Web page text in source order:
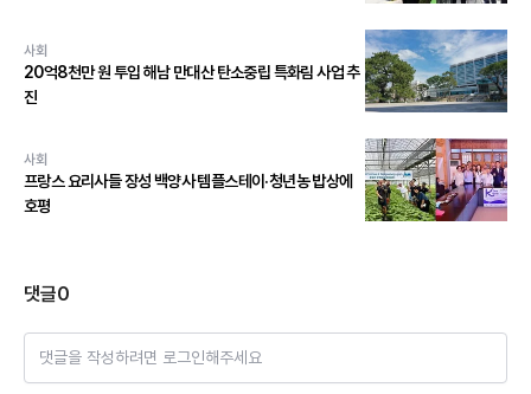
사회
20억8천만 원 투입 해남 만대산 탄소중립 특화림 사업 추
진
사회
프랑스 요리사들 장성 백양사 템플스테이·청년농 밥상에
호평
댓글0
댓글을 작성하려면 로그인해주세요